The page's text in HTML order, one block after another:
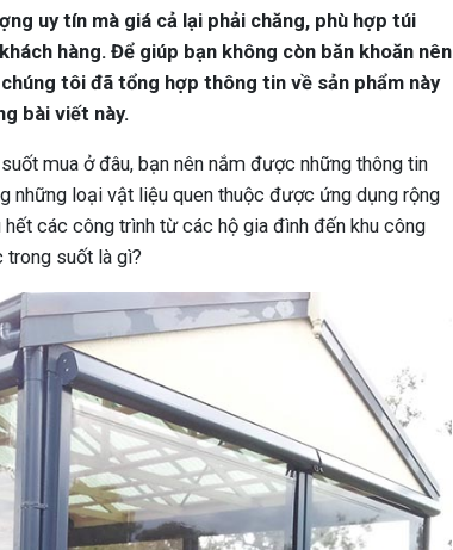
uy tín mà giá cả lại phải chăng, phù hợp túi
hàng. Để giúp bạn không còn băn khoăn nên
tôi đã tổng hợp thông tin về sản phẩm này
bài viết này.
mua ở đâu, bạn nên nắm được những thông tin
những loại vật liệu quen thuộc được ứng dụng rộng
các công trình từ các hộ gia đình đến khu công
trong suốt là gì?